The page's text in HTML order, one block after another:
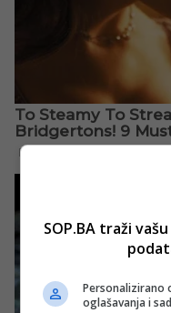
SOP.BA traži
Personalizirano
oglašavanja i